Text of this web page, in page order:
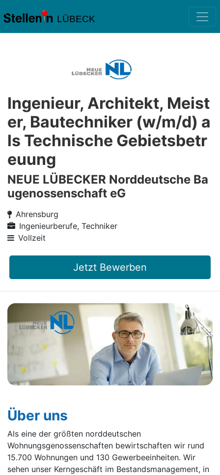
LÜBECK
Ingenieur, Architekt, Meist
er, Bautechniker (w/m/d) a
ls Technische Gebietsbetr
euung
NEUE LÜBECKER Norddeutsche Ba
ugenossenschaft eG
Ahrensburg
Ingenieurberufe, Techniker
Vollzeit
Jetzt Bewerben
Über uns
Als eine der größten norddeutschen
Wohnungsgenossenschaften bewirtschaften wir rund
15.700 Wohnungen und 130 Gewerbeeinheiten. Wir
sehen unser Kerngeschäft im Bestandsmanagement, in